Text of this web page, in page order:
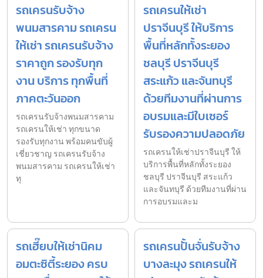
รถเครนรับจ้าง
พนมสารคาม รถเครน
ให้เช่า รถเครนรับจ้าง
ราคาถูก รองรับทุก
งาน บริการ ทุกพื้นที่
ภาคตะวันออก
รถเครนรับจ้างพนมสารคาม
รถเครนให้เช่า ทุกขนาด
รองรับทุกงาน พร้อมคนขับผู้
เชี่ยวชาญ รถเครนรับจ้าง
พนมสารคาม รถเครนให้เช่า
ทุ
รถเครนให้เช่า
ปราจีนบุรี ให้บริการ
พื้นที่หลักทั้งระยอง
ชลบุรี ปราจีนบุรี
สระแก้ว และจันทบุรี
ด้วยทีมงานที่ผ่านการ
อบรมและมีใบเซอร์
รับรองความปลอดภัย
รถเครนให้เช่าปราจีนบุรี ให้
บริการพื้นที่หลักทั้งระยอง
ชลบุรี ปราจีนบุรี สระแก้ว
และจันทบุรี ด้วยทีมงานที่ผ่าน
การอบรมและม
รถเฮี๊ยบให้เช่านิคม
อมตะซิตี้ระยอง ครบ
รถเครนปั้นจั่นรับจ้าง
บางละมุง รถเครนให้